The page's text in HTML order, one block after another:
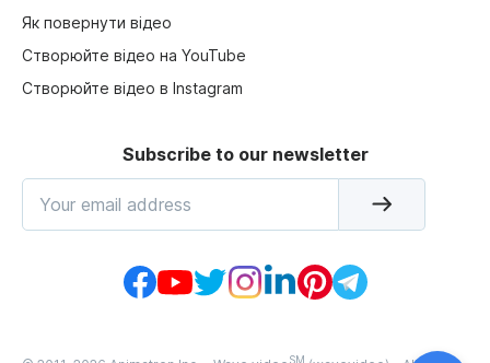
Як повернути відео
Створюйте відео на YouTube
Створюйте відео в Instagram
Subscribe to our newsletter
SM